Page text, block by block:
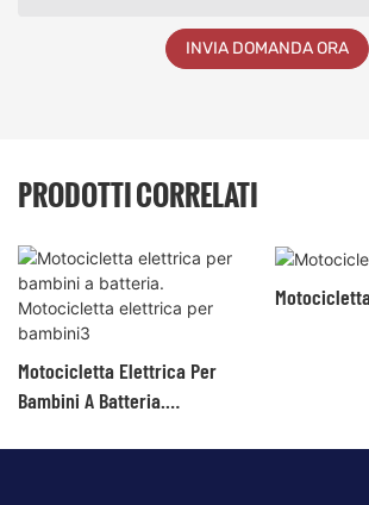
INVIA DOMANDA ORA
PRODOTTI CORRELATI
Motocicletta Elettrica Per
Bambini A Batteria.